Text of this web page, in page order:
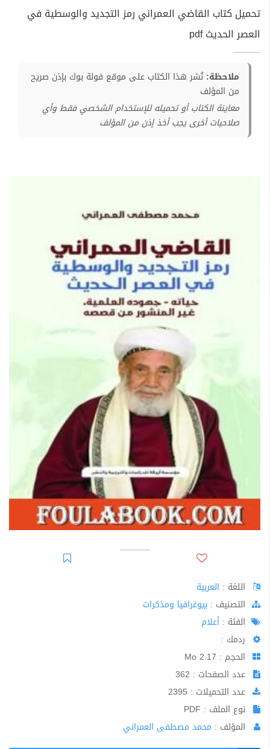
تحميل كتاب القاضي العمراني رمز التجديد والوسطية في
العصر الحديث pdf
ملاحظة: نُشر هذا الكتاب على موقع فولة بوك بإذن صريح
من المؤلف
معاينة الكتاب أو تحميله للإستخدام الشخصي فقط وأي
صلاحيات أخرى يجب أخذ إذن من المؤلف
اللغة : العربية
اﻟﺘﺼﻨﻴﻒ : بيوغرافيا ومذكرات
الفئة : أعلام
ردمك :
الحجم : 2.17 Mo
عدد الصفحات : 362
عدد التحميلات : 2395
نوع الملف : PDF
المؤلف : محمد مصطفى العمراني